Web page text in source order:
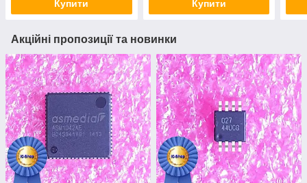
Купити Купити
Акційні пропозиції та новинки